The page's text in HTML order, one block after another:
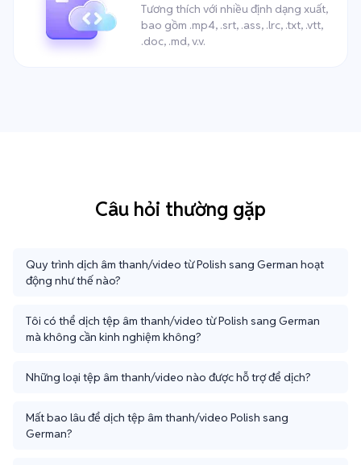
Tương thích với nhiều định dạng xuất,
bao gồm .mp4, .srt, .ass, .lrc, .txt, .vtt,
.doc, .md, v.v.
Câu hỏi thường gặp
Quy trình dịch âm thanh/video từ Polish sang German hoạt
động như thế nào?
Tôi có thể dịch tệp âm thanh/video từ Polish sang German
mà không cần kinh nghiệm không?
Những loại tệp âm thanh/video nào được hỗ trợ để dịch?
Mất bao lâu để dịch tệp âm thanh/video Polish sang
German?